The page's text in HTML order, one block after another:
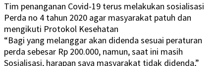
Tim penanganan Covid-19 terus melakukan sosialisasi
Perda no 4 tahun 2020 agar masyarakat patuh dan
mengikuti Protokol Kesehatan
“Bagi yang melanggar akan didenda sesuai peraturan
perda sebesar Rp 200.000, namun, saat ini masih
Sosialisasi, harapan saya masyarakat tidak didenda,”